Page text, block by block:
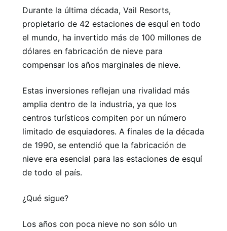
Durante la última década, Vail Resorts,
propietario de 42 estaciones de esquí en todo
el mundo, ha invertido más de 100 millones de
dólares en fabricación de nieve para
compensar los años marginales de nieve.
Estas inversiones reflejan una rivalidad más
amplia dentro de la industria, ya que los
centros turísticos compiten por un número
limitado de esquiadores. A finales de la década
de 1990, se entendió que la fabricación de
nieve era esencial para las estaciones de esquí
de todo el país.
¿Qué sigue?
Los años con poca nieve no son sólo un